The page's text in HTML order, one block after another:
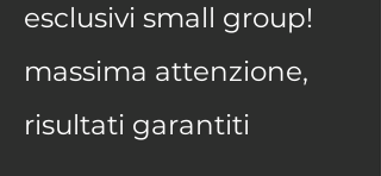
esclusivi small group!
massima attenzione,
risultati garantiti